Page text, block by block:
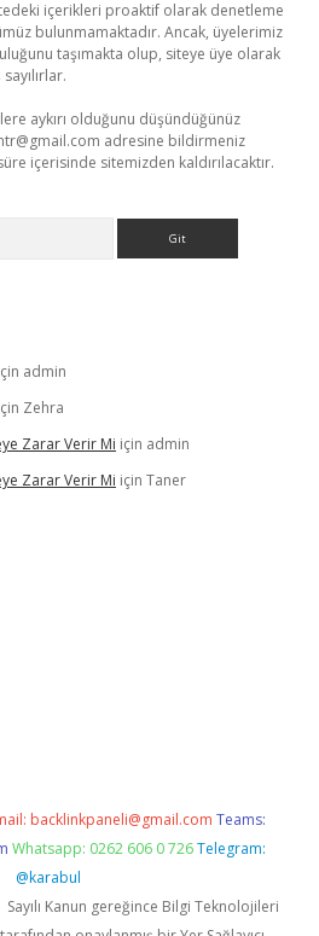
içerikleri proaktif olarak denetleme
bulunmamaktadır. Ancak, üyelerimiz
taşımakta olup, siteye üye olarak
aykırı olduğunu düşündüğünüz
adresine bildirmeniz
içerisinde sitemizden kaldırılacaktır.
admin
Zehra
Zarar Verir Mi için admin
Zarar Verir Mi için Taner
backlinkpaneli@gmail.com Teams:
Whatsapp: 0262 606 0 726 Telegram:
@karabul
Sayılı Kanun gereğince Bilgi Teknolojileri